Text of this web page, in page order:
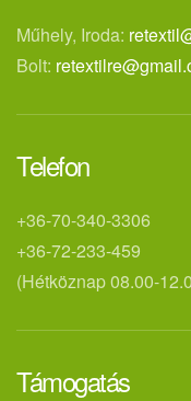
Műhely, Iroda:
Bolt:
Telefon
+36-70-340-3306
+36-72-233-459
(Hétköznap 08.00-
Támogatás